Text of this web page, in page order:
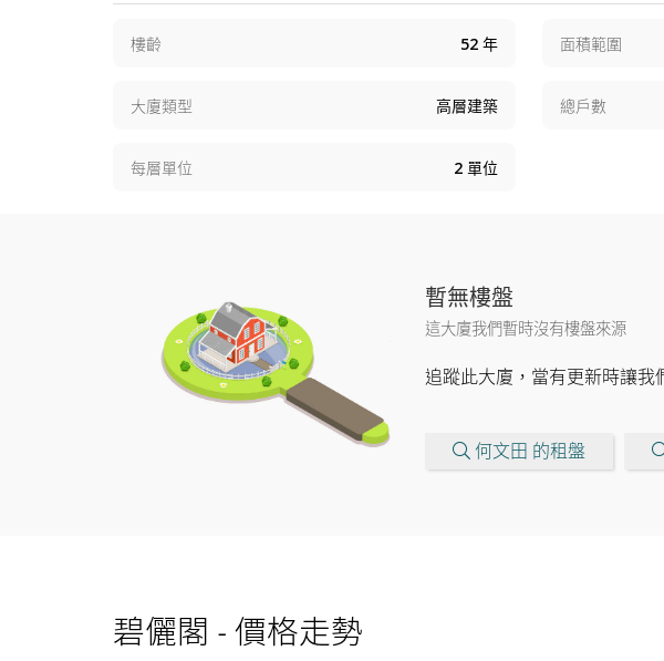
樓齡 52 年 面積範圍
大廈類型 高層建築 總戶數
每層單位 2 單位
暫無樓盤
這大廈我們暫時沒有樓盤來源
追蹤此大廈，當有更新時讓我
何文田 的租盤
碧儷閣 - 價格走勢